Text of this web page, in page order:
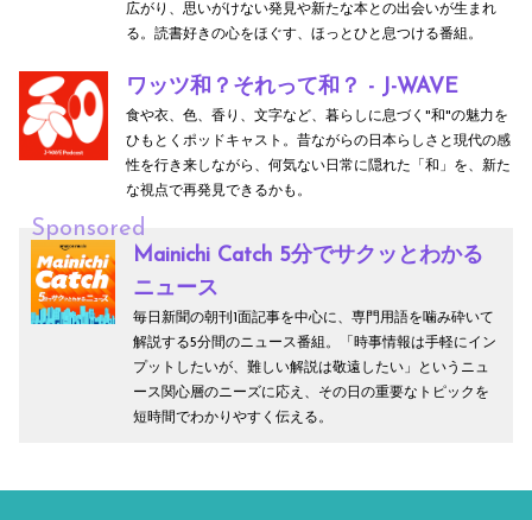
広がり、思いがけない発見や新たな本との出会いが生まれ
る。読書好きの心をほぐす、ほっとひと息つける番組。
ワッツ和？それって和？ - J-WAVE
食や衣、色、香り、文字など、暮らしに息づく"和"の魅力を
ひもとくポッドキャスト。昔ながらの日本らしさと現代の感
性を行き来しながら、何気ない日常に隠れた「和」を、新た
な視点で再発見できるかも。
Sponsored
Mainichi Catch 5分でサクッとわかる
ニュース
毎日新聞の朝刊1面記事を中心に、専門用語を噛み砕いて
解説する5分間のニュース番組。「時事情報は手軽にイン
プットしたいが、難しい解説は敬遠したい」というニュ
ース関心層のニーズに応え、その日の重要なトピックを
短時間でわかりやすく伝える。